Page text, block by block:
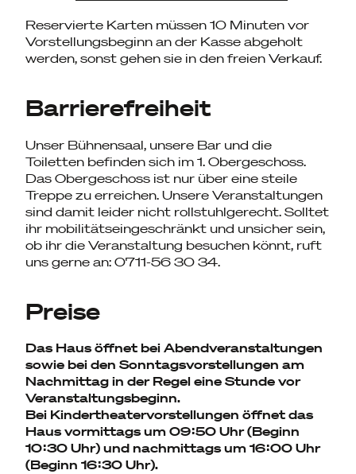
Reservierte Karten müssen 10 Minuten vor
Vorstellungsbeginn an der Kasse abgeholt
werden, sonst gehen sie in den freien Verkauf.
Barrierefreiheit
Unser Bühnensaal, unsere Bar und die
Toiletten befinden sich im 1. Obergeschoss.
Das Obergeschoss ist nur über eine steile
Treppe zu erreichen. Unsere Veranstaltungen
sind damit leider nicht rollstuhlgerecht. Solltet
ihr mobilitätseingeschränkt und unsicher sein,
ob ihr die Veranstaltung besuchen könnt, ruft
uns gerne an: 0711-56 30 34.
Preise
Das Haus öffnet bei Abendveranstaltungen
sowie bei den Sonntagsvorstellungen am
Nachmittag in der Regel eine Stunde vor
Veranstaltungsbeginn.
Bei Kindertheatervorstellungen öffnet das
Haus vormittags um 09:50 Uhr (Beginn
10:30 Uhr) und nachmittags um 16:00 Uhr
(Beginn 16:30 Uhr).